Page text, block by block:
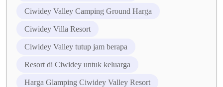
Ciwidey Valley Camping Ground Harga
Ciwidey Villa Resort
Ciwidey Valley tutup jam berapa
Resort di Ciwidey untuk keluarga
Harga Glamping Ciwidey Valley Resort